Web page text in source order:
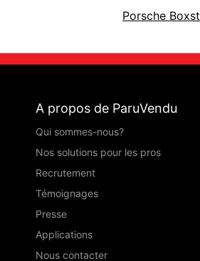
Porsche
A propos de ParuVendu
Qui sommes-nous?
Nos solutions pour les pros
Recrutement
Témoignages
Presse
Applications
Nous contacter